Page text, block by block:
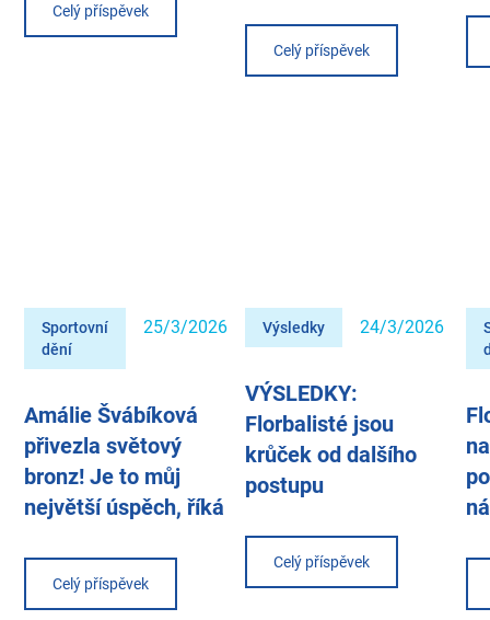
Celý příspěvek
Celý příspěvek
Sportovní
dění
25/3/2026
Amálie Švábíková
přivezla světový
bronz! Je to můj
největší úspěch, říká
Celý příspěvek
Výsledky 24/3/2026
VÝSLEDKY:
Florbalisté jsou
krůček od dalšího
postupu
Celý příspěvek